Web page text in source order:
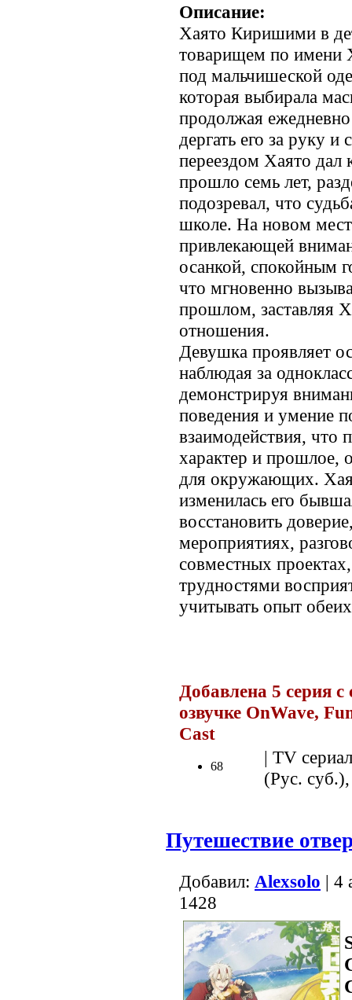
Описание:
Хаято Киришими в
товарищем по имени
под мальчишеской
которая выбирала
продолжая ежедневно
дергать его за руку
переездом Хаято дал
прошло семь лет,
подозревал, что
школе. На новом
привлекающей
осанкой, спокойным
что мгновенно
прошлом, заставляя
отношения.
Девушка проявляет
наблюдая за
демонстрируя
поведения и умение
взаимодействия, что
характер и прошлое,
для окружающих.
изменилась его
восстановить
мероприятиях,
совместных
трудностями
учитывать опыт
Добавлена 5 серия
озвучке OnWave,
Cast
68
| TV
(Рус.
Путешествие
Добавил: Alexsolo | 4
1428